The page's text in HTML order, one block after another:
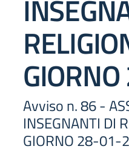
Avviso n. 86 -
INSEGNANTI DI
GIORNO 28-01-